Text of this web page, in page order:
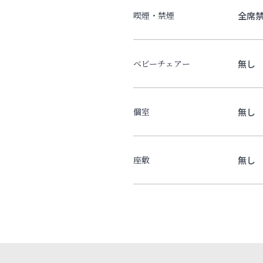
喫煙・禁煙 全席
ベビーチェアー 無し
個室 無し
座敷 無し